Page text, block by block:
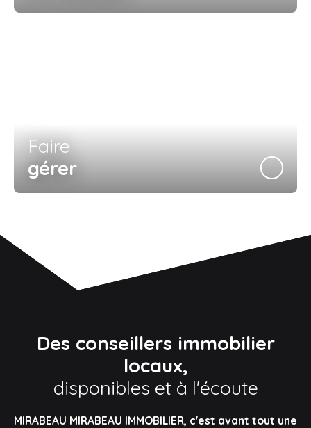
Faire
gérer
Des conseillers immobilier
locaux,
disponibles et à l'écoute
MIRABEAU MIRABEAU IMMOBILIER, c'est avant tout une